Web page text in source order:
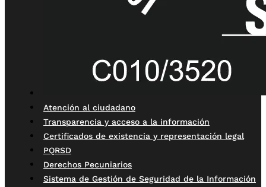
Atención al ciudadano
Transparencia y acceso a la información
Certificados de existencia y representación legal
PQRSD
Derechos Pecuniarios
Sistema de Gestión de Seguridad de la Información